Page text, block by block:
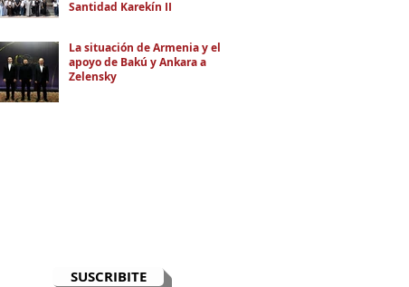
SUSCRIBITE
Santidad Karekín II
La situación de Armenia y el
apoyo de Bakú y Ankara a
Zelensky